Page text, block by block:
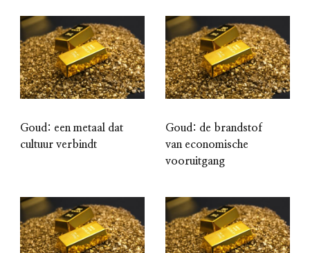
Goud: een metaal dat
cultuur verbindt
Goud: de brandstof
van economische
vooruitgang